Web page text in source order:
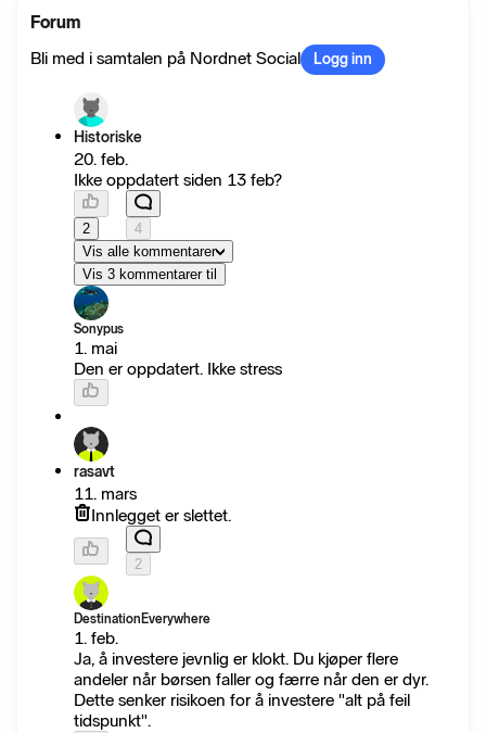
Forum
Bli med i samtalen på Nordnet Social
Logg inn
Historiske
20. feb.
Ikke oppdatert siden 13 feb?
2
4
Vis alle kommentarer
Vis 3 kommentarer til
Sonypus
1. mai
Den er oppdatert. Ikke stress
rasavt
11. mars
Innlegget er slettet.
2
DestinationEverywhere
1. feb.
Ja, å investere jevnlig er klokt. Du kjøper flere
andeler når børsen faller og færre når den er dyr.
Dette senker risikoen for å investere "alt på feil
tidspunkt".